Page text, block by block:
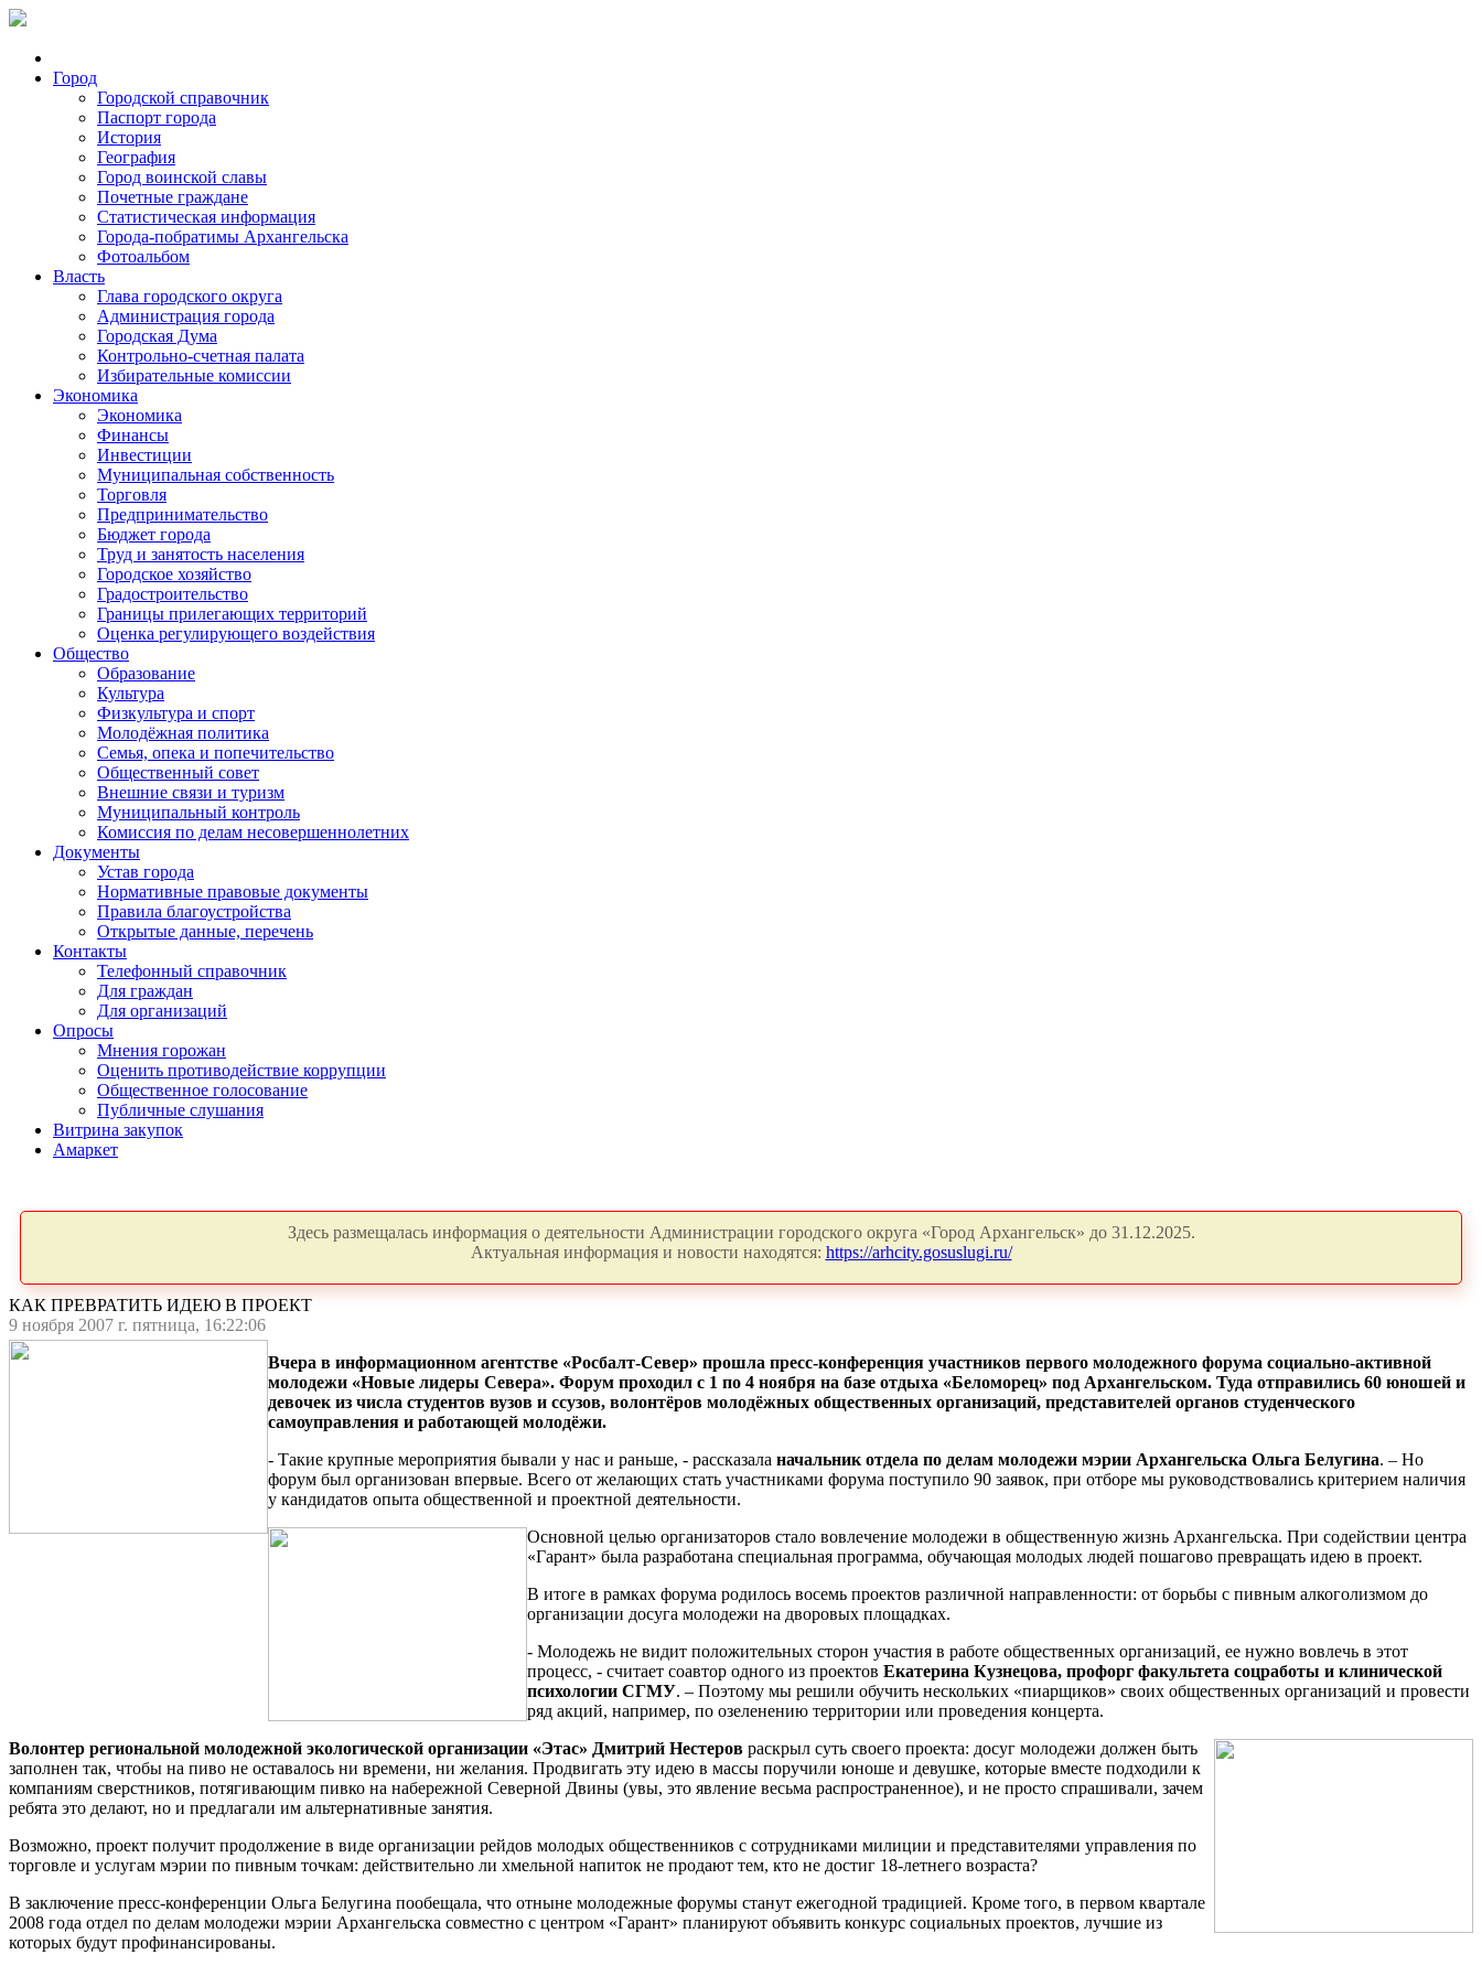
Город
Городской справочник
Паспорт города
История
География
Город воинской славы
Почетные граждане
Статистическая информация
Города-побратимы Архангельска
Фотоальбом
Власть
Глава городского округа
Администрация города
Городская Дума
Контрольно-счетная палата
Избирательные комиссии
Экономика
Экономика
Финансы
Инвестиции
Муниципальная собственность
Торговля
Предпринимательство
Бюджет города
Труд и занятость населения
Городское хозяйство
Градостроительство
Границы прилегающих территорий
Оценка регулирующего воздействия
Общество
Образование
Культура
Физкультура и спорт
Молодёжная политика
Семья, опека и попечительство
Общественный совет
Внешние связи и туризм
Муниципальный контроль
Комиссия по делам несовершеннолетних
Документы
Устав города
Нормативные правовые документы
Правила благоустройства
Открытые данные, перечень
Контакты
Телефонный справочник
Для граждан
Для организаций
Опросы
Мнения горожан
Оценить противодействие коррупции
Общественное голосование
Публичные слушания
Витрина закупок
Амаркет
Здесь размещалась информация о деятельности Администрации городского округа «Город Архангельск» до 31.12.2025.
Актуальная информация и новости находятся: https://arhcity.gosuslugi.ru/
КАК ПРЕВРАТИТЬ ИДЕЮ В ПРОЕКТ
9 ноября 2007 г. пятница, 16:22:06
Вчера в информационном агентстве «Росбалт-Север» прошла пресс-конференция участников первого молодежного форума социально-активной
молодежи «Новые лидеры Севера». Форум проходил с 1 по 4 ноября на базе отдыха «Беломорец» под Архангельском. Туда отправились 60 юношей и
девочек из числа студентов вузов и ссузов, волонтёров молодёжных общественных организаций, представителей органов студенческого
самоуправления и работающей молодёжи.
- Такие крупные мероприятия бывали у нас и раньше, - рассказала начальник отдела по делам молодежи мэрии Архангельска Ольга Белугина. – Но
форум был организован впервые. Всего от желающих стать участниками форума поступило 90 заявок, при отборе мы руководствовались критерием наличия
у кандидатов опыта общественной и проектной деятельности.
Основной целью организаторов стало вовлечение молодежи в общественную жизнь Архангельска. При содействии центра
«Гарант» была разработана специальная программа, обучающая молодых людей пошагово превращать идею в проект.
В итоге в рамках форума родилось восемь проектов различной направленности: от борьбы с пивным алкоголизмом до
организации досуга молодежи на дворовых площадках.
- Молодежь не видит положительных сторон участия в работе общественных организаций, ее нужно вовлечь в этот
процесс, - считает соавтор одного из проектов Екатерина Кузнецова, профорг факультета соцработы и клинической
психологии СГМУ. – Поэтому мы решили обучить нескольких «пиарщиков» своих общественных организаций и провести
ряд акций, например, по озеленению территории или проведения концерта.
Волонтер региональной молодежной экологической организации «Этас» Дмитрий Нестеров раскрыл суть своего проекта: досуг молодежи должен быть
заполнен так, чтобы на пиво не оставалось ни времени, ни желания. Продвигать эту идею в массы поручили юноше и девушке, которые вместе подходили к
компаниям сверстников, потягивающим пивко на набережной Северной Двины (увы, это явление весьма распространенное), и не просто спрашивали, зачем
ребята это делают, но и предлагали им альтернативные занятия.
Возможно, проект получит продолжение в виде организации рейдов молодых общественников с сотрудниками милиции и представителями управления по
торговле и услугам мэрии по пивным точкам: действительно ли хмельной напиток не продают тем, кто не достиг 18-летнего возраста?
В заключение пресс-конференции Ольга Белугина пообещала, что отныне молодежные форумы станут ежегодной традицией. Кроме того, в первом квартале
2008 года отдел по делам молодежи мэрии Архангельска совместно с центром «Гарант» планируют объявить конкурс социальных проектов, лучшие из
которых будут профинансированы.